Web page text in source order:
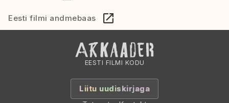
Eesti filmi andmebaas
EESTI FILMI KODU
Liitu uudiskirjaga